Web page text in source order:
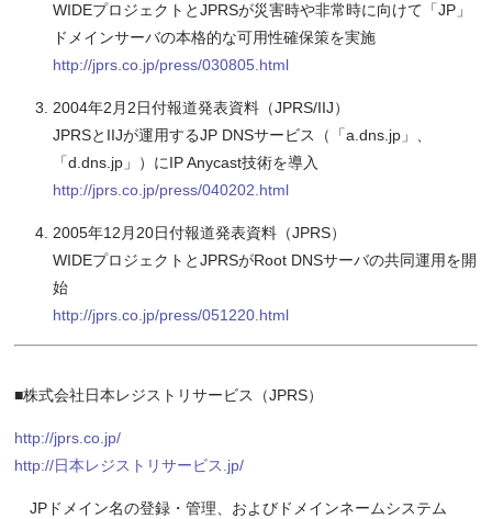
WIDEプロジェクトとJPRSが災害時や非常時に向けて「JP」
ドメインサーバの本格的な可用性確保策を実施
http://jprs.co.jp/press/030805.html
2004年2月2日付報道発表資料（JPRS/IIJ）
JPRSとIIJが運用するJP DNSサービス（「a.dns.jp」、
「d.dns.jp」）にIP Anycast技術を導入
http://jprs.co.jp/press/040202.html
2005年12月20日付報道発表資料（JPRS）
WIDEプロジェクトとJPRSがRoot DNSサーバの共同運用を開
始
http://jprs.co.jp/press/051220.html
■株式会社日本レジストリサービス（JPRS）
http://jprs.co.jp/
http://日本レジストリサービス.jp/
JPドメイン名の登録・管理、およびドメインネームシステム